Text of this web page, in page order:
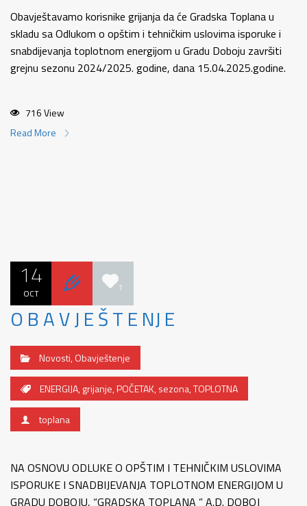
Obavještavamo korisnike grijanja da će Gradska Toplana u
skladu sa Odlukom o opštim i tehničkim uslovima isporuke i
snabdijevanja toplotnom energijom u Gradu Doboju završiti
grejnu sezonu 2024/2025. godine, dana 15.04.2025.godine.
716 View
Read More
14
OCT 1
O B A V J E Š T E NJ E
Novosti,Obavještenje
ENERGIJA,grijanje,POČETAK,sezona,TOPLOTNA
toplana
NA OSNOVU ODLUKE O OPŠTIM I TEHNIČKIM USLOVIMA
ISPORUKE I SNADBIJEVANJA TOPLOTNOM ENERGIJOM U
GRADU DOBOJU, “GRADSKA TOPLANA ” A.D. DOBOJ